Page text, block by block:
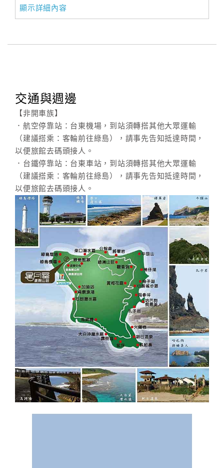
顯示詳細內容
交通與週邊
【非開車族】
．航空停靠站：台東機場，到站須轉搭其他大眾運輸
（建議搭乘：客輪前往綠島），請事先告知抵達時間，
以便旅館去碼頭接人。
．台鐵停靠站：台東車站，到站須轉搭其他大眾運輸
（建議搭乘：客輪前往綠島），請事先告知抵達時間，
以便旅館去碼頭接人。